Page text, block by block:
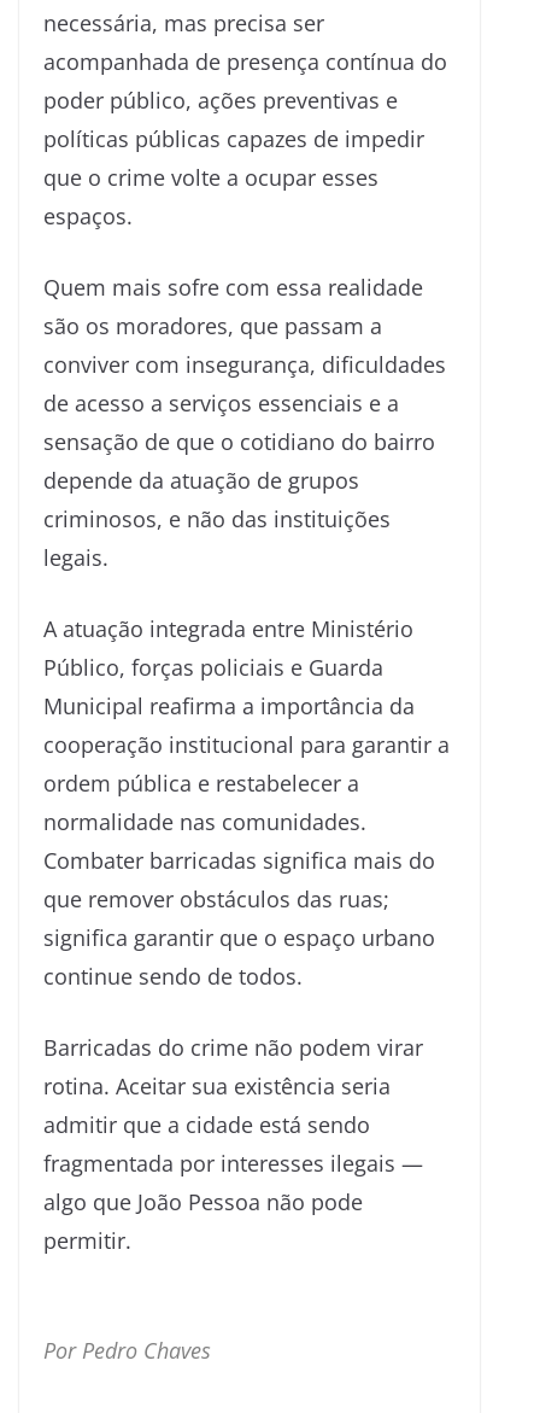
necessária, mas precisa ser
acompanhada de presença contínua do
poder público, ações preventivas e
políticas públicas capazes de impedir
que o crime volte a ocupar esses
espaços.
Quem mais sofre com essa realidade
são os moradores, que passam a
conviver com insegurança, dificuldades
de acesso a serviços essenciais e a
sensação de que o cotidiano do bairro
depende da atuação de grupos
criminosos, e não das instituições
legais.
A atuação integrada entre Ministério
Público, forças policiais e Guarda
Municipal reafirma a importância da
cooperação institucional para garantir a
ordem pública e restabelecer a
normalidade nas comunidades.
Combater barricadas significa mais do
que remover obstáculos das ruas;
significa garantir que o espaço urbano
continue sendo de todos.
Barricadas do crime não podem virar
rotina. Aceitar sua existência seria
admitir que a cidade está sendo
fragmentada por interesses ilegais —
algo que João Pessoa não pode
permitir.
Por Pedro Chaves